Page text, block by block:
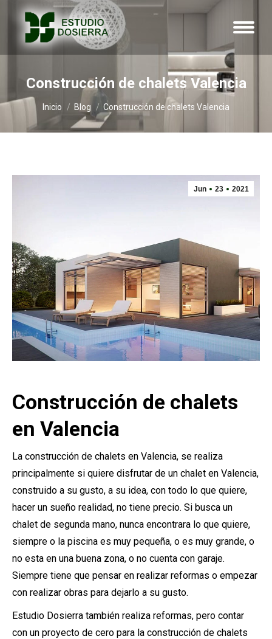
Construcción de chalets Valencia
Estás aquí:
Inicio Blog Construcción de chalets Valencia
Jun 23 2021
Construcción de chalets
en Valencia
La construcción de chalets en Valencia, se realiza
principalmente si quiere disfrutar de un chalet en Valencia,
construido a su gusto, a su idea, con todo lo que quiere,
hacer un sueño realidad, no tiene precio. Si busca un
chalet de segunda mano, nunca encontrara lo que quiere,
siempre o la piscina es muy pequeña, o es muy grande, o
no esta en una buena zona, o no cuenta con garaje.
Siempre tiene que pensar en realizar reformas o empezar
con realizar obras para dejarlo a su gusto.
Estudio Dosierra también realiza reformas, pero contar
con un proyecto de cero para la construcción de chalets